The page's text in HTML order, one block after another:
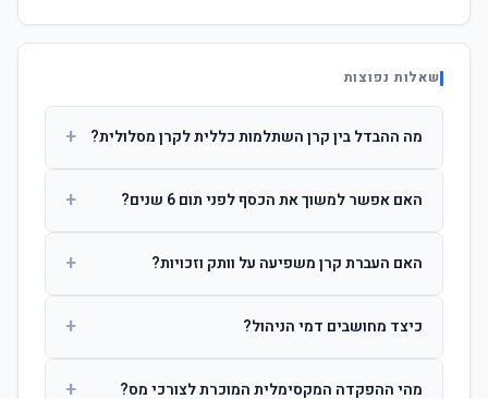
שאלות נפוצות
מה ההבדל בין קרן השתלמות כללית לקרן מסלולית? +
ההשקעות. קרן מסלולית עוקבת אחרי מדד ספציפי ומאפשרת
האם אפשר למשוך את הכסף לפני תום 6 שנים? +
הרווחים. לאחר 6 שנים ניתן למשוך פטור ממס עד לתקרה
האם העברת קרן משפיעה על וותק וזכויות? +
החברות. הוותק ממשיך להיספר מיום ההפקדה הראשונה.
כיצד מחושבים דמי הניהול? +
ומתן על שיעורם בעת הצטרפות.
מהי ההפקדה המקסימלית המוכרת לצורכי מס? +